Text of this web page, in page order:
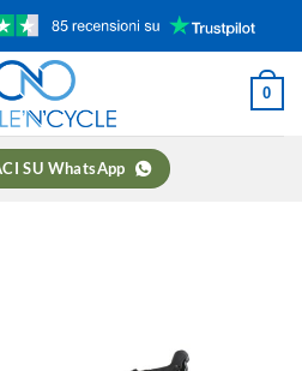
0
SU WhatsApp